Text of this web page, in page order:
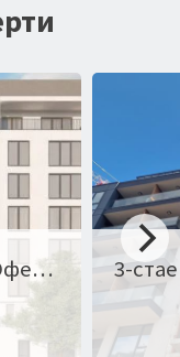
3-стаен в , Подуяне, София Оферта № 9776